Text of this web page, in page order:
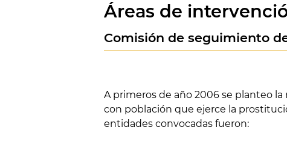
Áreas de
Comisión de seguimiento
A primeros de año 2006 se planteo
con población que ejerce la
entidades convocadas fueron: